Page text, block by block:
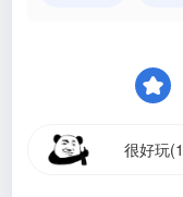
很好玩